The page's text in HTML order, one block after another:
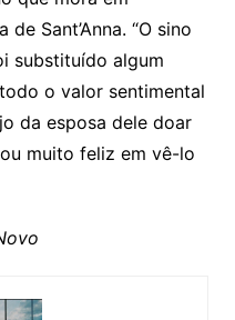
Sant’Anna. “O sino
substituído algum
o valor sentimental
da esposa dele doar
muito feliz em vê-lo